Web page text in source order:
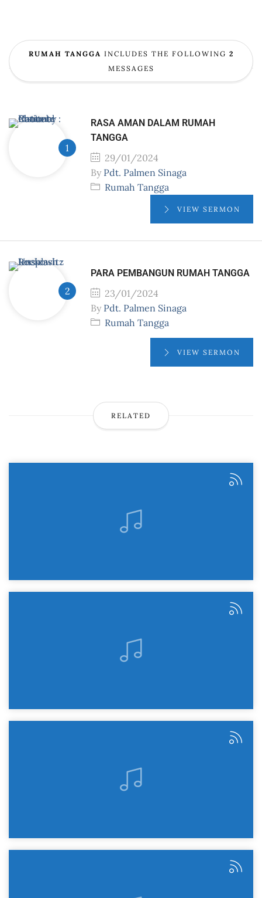
RUMAH TANGGA INCLUDES THE FOLLOWING 2
MESSAGES
RASA AMAN DALAM RUMAH
TANGGA
29/01/2024
By Pdt. Palmen Sinaga
Rumah Tangga
VIEW SERMON
PARA PEMBANGUN RUMAH TANGGA
23/01/2024
By Pdt. Palmen Sinaga
Rumah Tangga
VIEW SERMON
RELATED